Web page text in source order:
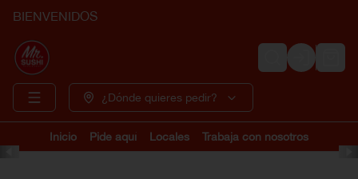
BIENVENIDOS
Login
¿Dónde quieres pedir?
Inicio Pide aquí Locales Trabaja con nosotros